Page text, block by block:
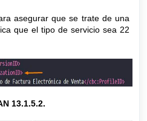
asegurar que se trate de una
que el tipo de servicio sea 22
13.1.5.2.